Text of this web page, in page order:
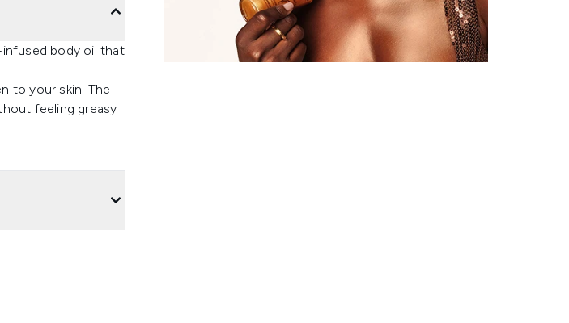
infused body oil that
to your skin. The
feeling greasy